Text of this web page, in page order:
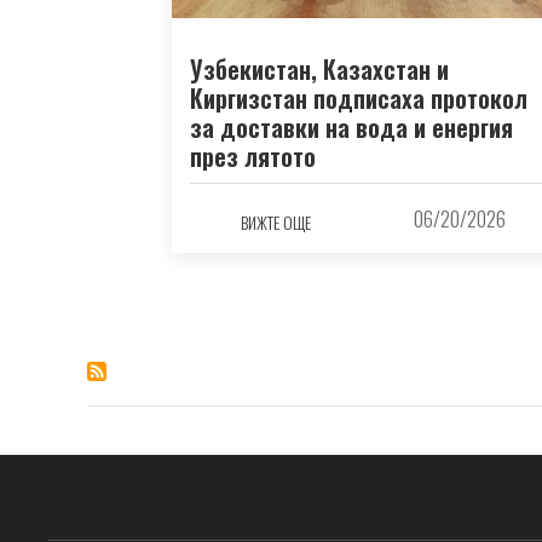
Узбекистан, Казахстан и
Киргизстан подписаха протокол
за доставки на вода и енергия
през лятото
ВИЖТЕ ОЩЕ 06/20/2026